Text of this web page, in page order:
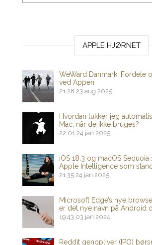
APPLE HJØRNET
WeWard Danmark: Fordele
ved Appen
21:28 23 aug 2025
Hvordan lukker jeg
Mac, når de ikke bruges?
22:01 24 jan 2025
iOS 18.3 og macOS Sequoia
Apple Intelligence som
21:35 24 jan 2025
Microsoft Edge’s nye
er det nye navn på Android
19:43 03 jan 2024
Reddit genopliver (IPO)